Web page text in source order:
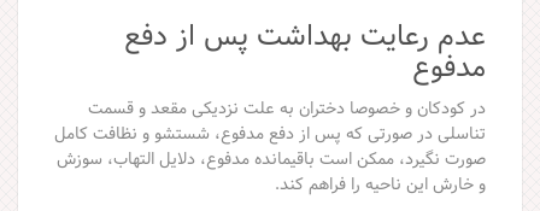
عدم رعایت بهداشت پس از دفع
مدفوع
در کودکان و خصوصا دختران به علت نزدیکی مقعد و قسمت
تناسلی در صورتی که پس از دفع مدفوع، شستشو و نظافت کامل
صورت نگیرد، ممکن است باقیمانده مدفوع، دلایل التهاب، سوزش
و خارش این ناحیه را فراهم کند.